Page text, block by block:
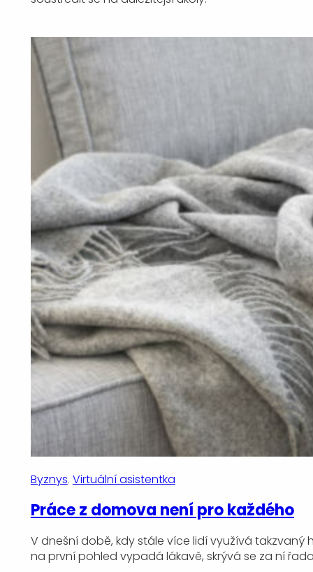
Byznys, Virtuální asistentka
Práce z domova není pro každého
V dnešní době, kdy stále více lidí využívá
na první pohled vypadá lákavě, skrývá se za ní